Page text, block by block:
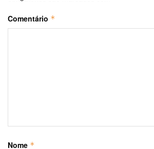
Comentário *
Nome *